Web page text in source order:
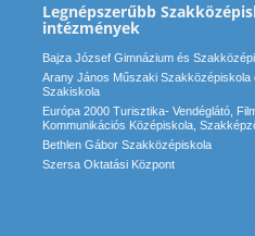
Legnépszerűbb
intézmények
Bajza József Gimnázium és
Arany János Műszaki Szakközépiskola
Szakiskola
Európa 2000 Turisztika- Vendéglátó,
Kommunikációs Középiskola,
Bethlen Gábor Szakközépiskola
Szersa Oktatási Központ